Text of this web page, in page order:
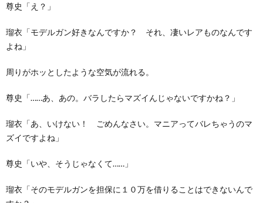
尊史「え？」
瑠衣「モデルガン好きなんですか？ それ、凄いレアものなんです
よね」
周りがホッとしたような空気が流れる。
尊史「……あ、あの。バラしたらマズイんじゃないですかね？」
瑠衣「あ、いけない！ ごめんなさい。マニアってバレちゃうのマ
ズイですよね」
尊史「いや、そうじゃなくて……」
瑠衣「そのモデルガンを担保に１０万を借りることはできないんで